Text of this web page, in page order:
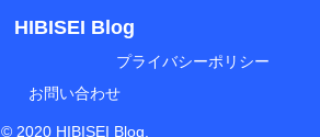
HIBISEI Blog
プライバシーポリシー
お問い合わせ
© 2020 HIBISEI Blog.